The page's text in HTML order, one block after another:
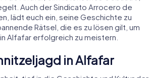
Auch der Sindicato Arrocero de
lädt euch ein, seine Geschichte zu
Rätsel, die es zu lösen gilt, um
Alfafar erfolgreich zu meistern.
in Alfafar